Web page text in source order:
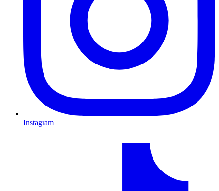
Instagram